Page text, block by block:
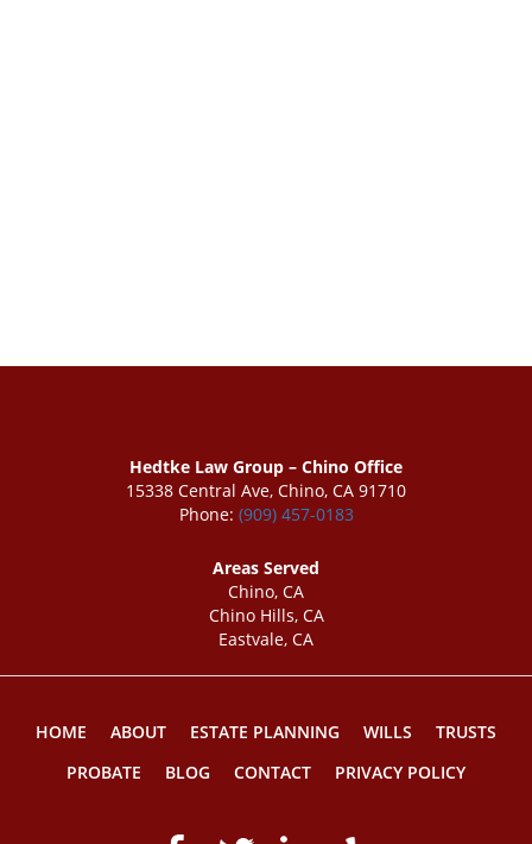
Hedtke Law Group – Chino Office
15338 Central Ave, Chino, CA 91710
Phone: (909) 457-0183
Areas Served
Chino, CA
Chino Hills, CA
Eastvale, CA
HOME ABOUT ESTATE PLANNING WILLS
TRUSTS
PROBATE
BLOG CONTACT PRIVACY POLICY